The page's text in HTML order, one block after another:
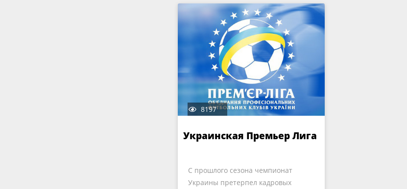
8197
Украинская Премьер Лига
С прошлого сезона чемпионат
Украины претерпел кадровых